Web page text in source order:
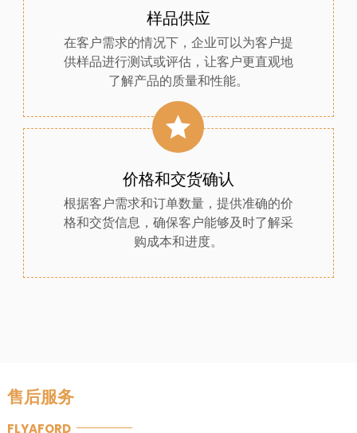
样品供应
在客户需求的情况下，企业可以为客户提
供样品进行测试或评估，让客户更直观地
了解产品的质量和性能。
价格和交货确认
根据客户需求和订单数量，提供准确的价
格和交货信息，确保客户能够及时了解采
购成本和进度。
售后服务
FLYAFORD